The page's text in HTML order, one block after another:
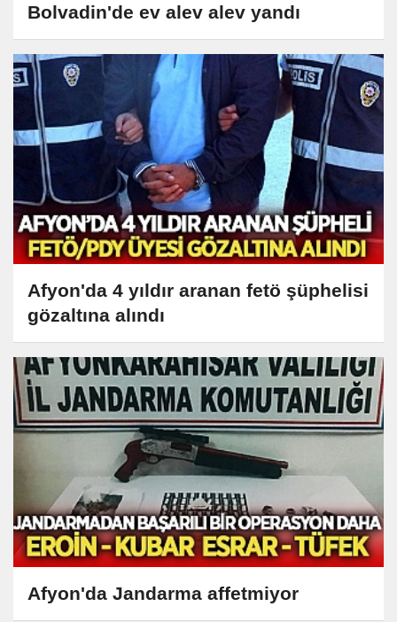
Bolvadin'de ev alev alev yandı
Afyon'da 4 yıldır aranan fetö şüphelisi
gözaltına alındı
Afyon'da Jandarma affetmiyor